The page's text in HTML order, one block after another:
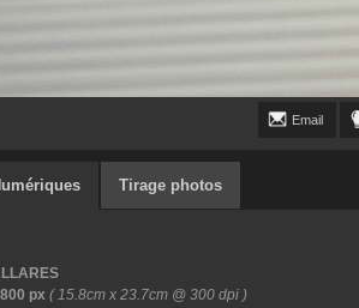
Email
Tirage photos
px ( 15.8cm x 23.7cm @ 300 dpi )